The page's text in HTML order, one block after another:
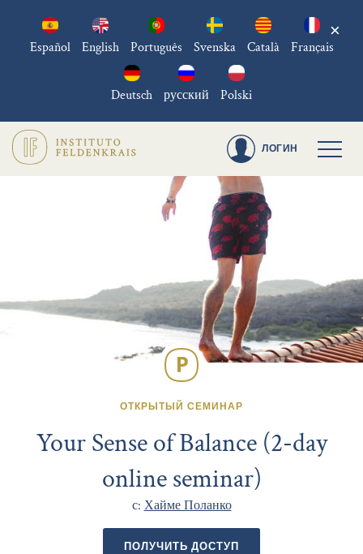
Español English Português Svenska Català Français
Deutsch русский Polski
×
ЛОГИН
ОТКРЫТЫЙ СЕМИНАР
Your Sense of Balance (2-day
online seminar)
с: Хайме Поланко
ПОЛУЧИТЬ ДОСТУП